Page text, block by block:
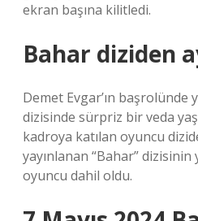
ekran başına kilitledi.
Bahar diziden
Demet Evgar’ın başrolünde
dizisinde sürpriz bir veda
kadroya katılan oyuncu
yayınlanan “Bahar”
oyuncu dahil oldu.